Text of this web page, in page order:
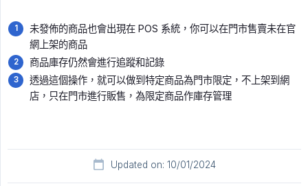
未發佈的商品也會出現在 POS 系統，你可以在門市售賣未在官
網上架的商品
商品庫存仍然會進行追蹤和記錄
透過這個操作，就可以做到特定商品為門市限定，不上架到網
店，只在門市進行販售，為限定商品作庫存管理
Updated on: 10/01/2024